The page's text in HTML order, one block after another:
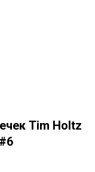
Tim Holtz